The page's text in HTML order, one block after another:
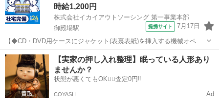
時給1,200円
株式会社イカイアウトソーシング 第一事業本部
御殿場駅
提携サイト 7月17日
【◆CD・DVD用ケースにジャケット(表裏表紙)を挿入する機械オペレ
ーター◆ お仕事内容 / 2482-1 【◆CD・DVD用ケースにジャケット(表
裏表紙)を挿入する機械オペレーター◆ ＜作業工程＞ 機械にセットし
て、完成...
静岡 御殿場市 御殿場駅 その他
【実家の押し入れ整理】眠っている人形あり
ませんか？
状態が悪くてもOK🙆‍♀️査定0円‼️
COYASH Ad